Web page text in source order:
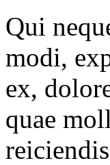
Qui
modi,
ex,
quae